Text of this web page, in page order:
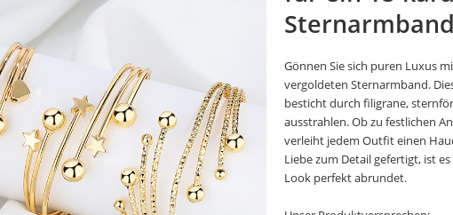
Sternarmband
Gönnen Sie sich puren Luxus
vergoldeten Sternarmband.
besticht durch filigrane,
ausstrahlen. Ob zu festlichen
verleiht jedem Outfit einen
Liebe zum Detail gefertigt, ist
Look perfekt abrundet.